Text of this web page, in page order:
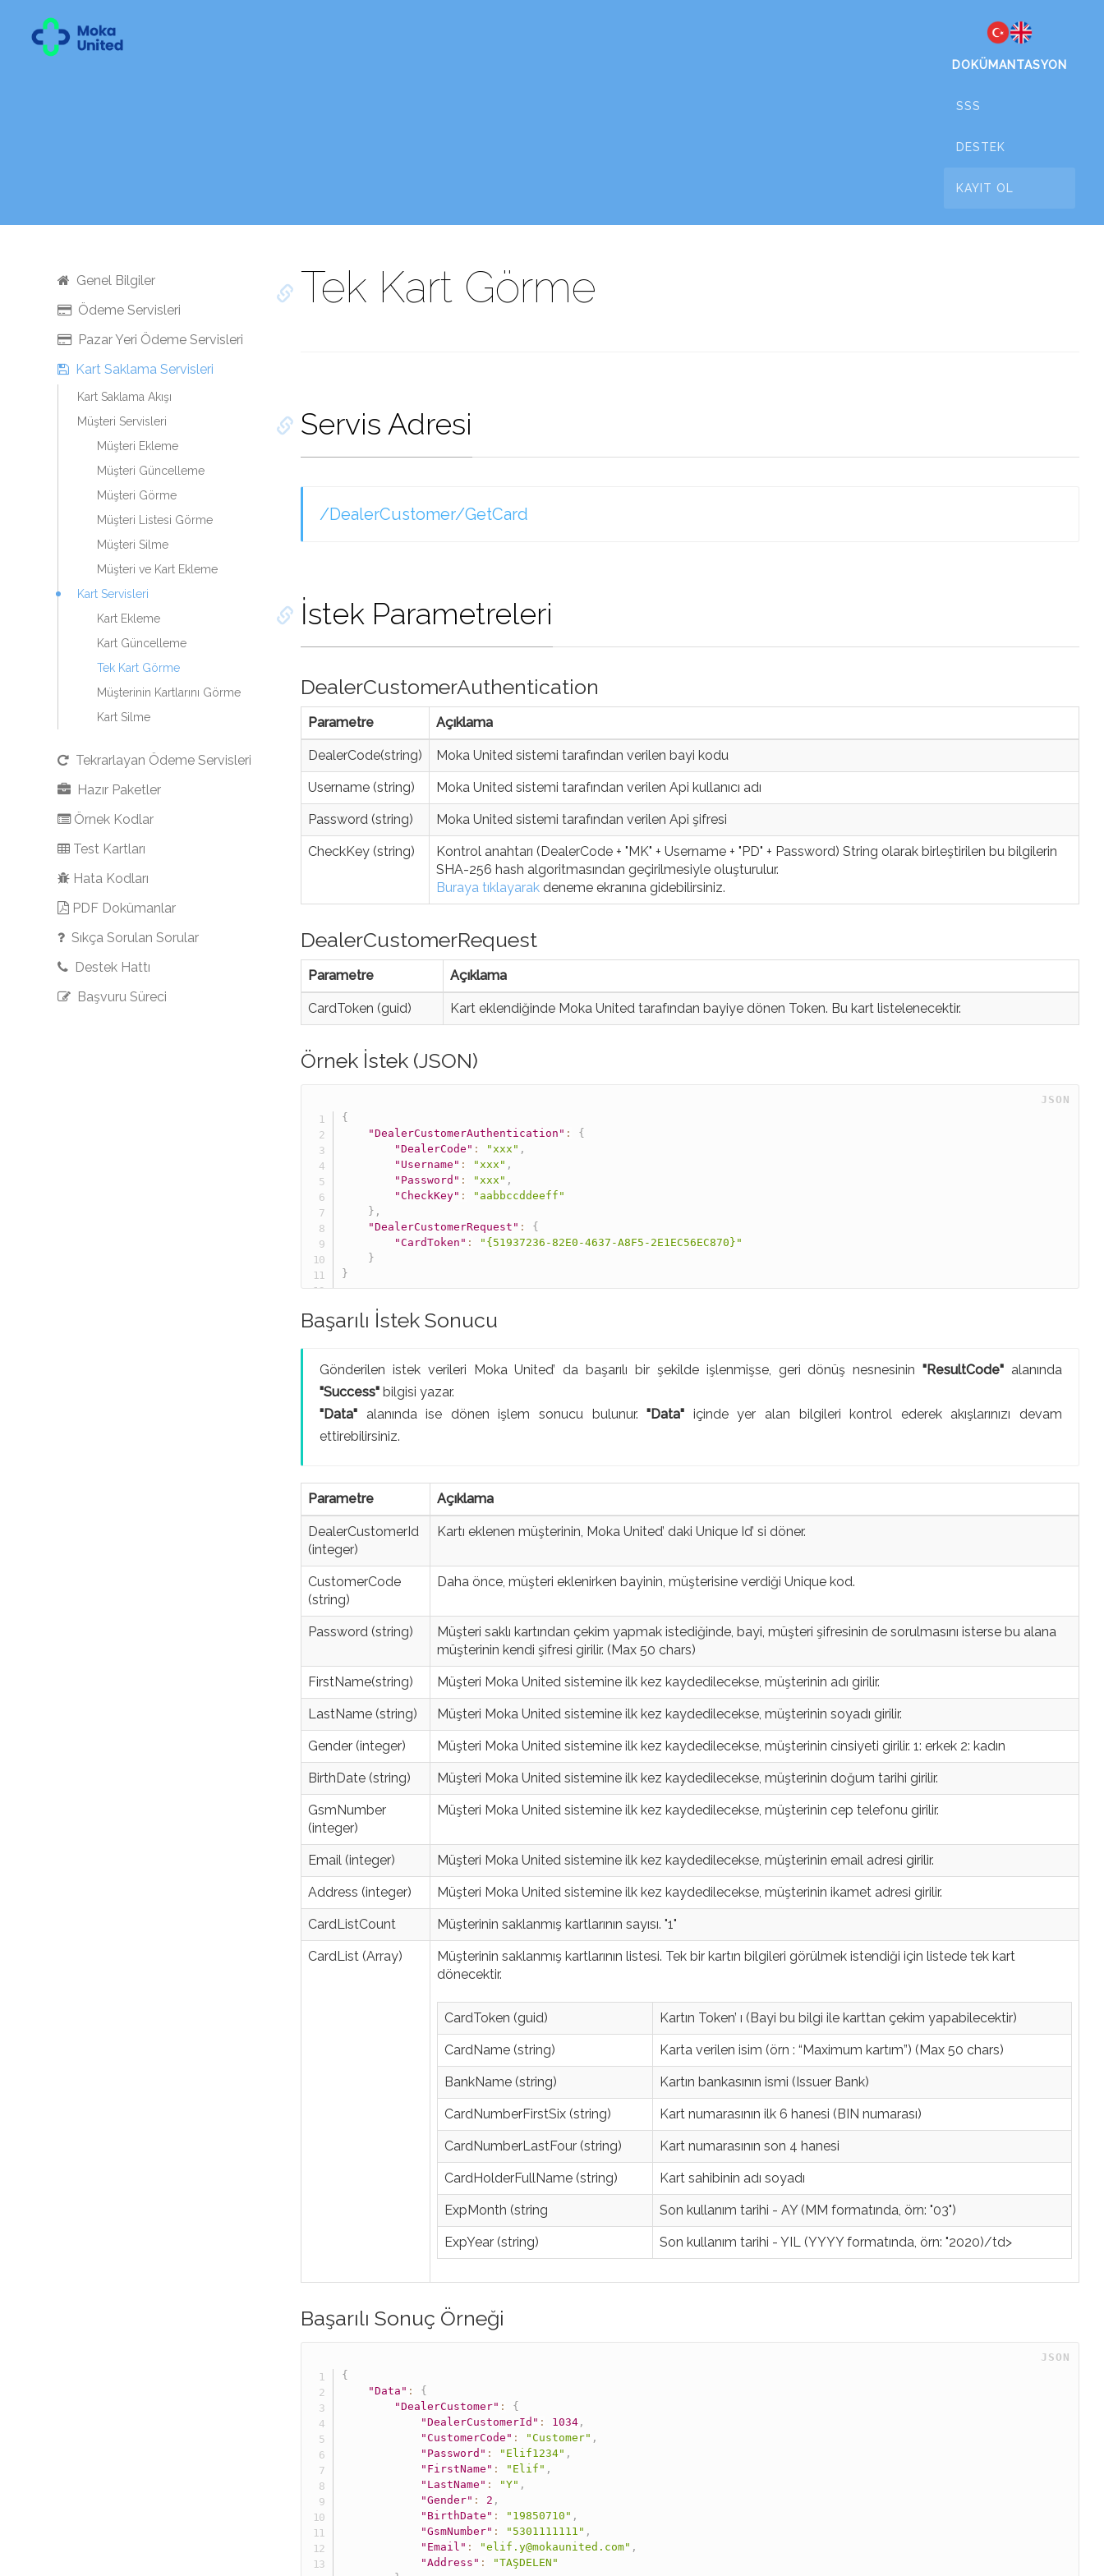
DOKÜMANTASYON
SSS
DESTEK
KAYIT OL
Genel Bilgiler
Ödeme Servisleri
Pazar Yeri Ödeme Servisleri
Kart Saklama Servisleri
Kart Saklama Akışı
Müşteri Servisleri
Müşteri Ekleme
Müşteri Güncelleme
Müşteri Görme
Müşteri Listesi Görme
Müşteri Silme
Müşteri ve Kart Ekleme
Kart Servisleri
Kart Ekleme
Kart Güncelleme
Tek Kart Görme
Müşterinin Kartlarını Görme
Kart Silme
Tekrarlayan Ödeme Servisleri
Hazır Paketler
Örnek Kodlar
Test Kartları
Hata Kodları
PDF Dokümanlar
Sıkça Sorulan Sorular
Destek Hattı
Başvuru Süreci
Tek Kart Görme
Servis Adresi
/DealerCustomer/GetCard
İstek Parametreleri
DealerCustomerAuthentication
Parametre Açıklama
DealerCode(string) Moka United sistemi tarafından verilen bayi kodu
Username (string) Moka United sistemi tarafından verilen Api kullanıcı adı
Password (string) Moka United sistemi tarafından verilen Api şifresi
CheckKey (string)
Kontrol anahtarı (DealerCode + "MK" + Username + "PD" + Password) String olarak birleştirilen bu bilgilerin
SHA-256 hash algoritmasından geçirilmesiyle oluşturulur.
Buraya tıklayarak deneme ekranına gidebilirsiniz.
DealerCustomerRequest
Parametre Açıklama
CardToken (guid) Kart eklendiğinde Moka United tarafından bayiye dönen Token. Bu kart listelenecektir.
Örnek İstek (JSON)
JSON
{
"DealerCustomerAuthentication" :
{
"DealerCode" : "xxx" ,
"Username" : "xxx" ,
"Password" : "xxx" ,
"CheckKey" :
"aabbccddeeff"
} ,
"DealerCustomerRequest" :
{
"CardToken" :
"{51937236-82E0-4637-A8F5-2E1EC56EC870}"
}
}
Başarılı İstek Sonucu
Gönderilen istek verileri Moka United’ da başarılı bir şekilde işlenmişse, geri dönüş nesnesinin"ResultCode" alanında
"Success" bilgisi yazar.
"Data" alanında ise dönen işlem sonucu bulunur."Data" içinde yer alan bilgileri kontrol ederek akışlarınızı devam
ettirebilirsiniz.
Parametre Açıklama
DealerCustomerId
(integer)
Kartı eklenen müşterinin, Moka United’ daki Unique Id’ si döner.
CustomerCode
(string)
Daha önce, müşteri eklenirken bayinin, müşterisine verdiği Unique kod.
Password (string)
Müşteri saklı kartından çekim yapmak istediğinde, bayi, müşteri şifresinin de sorulmasını isterse bu alana
müşterinin kendi şifresi girilir. (Max 50 chars)
FirstName(string) Müşteri Moka United sistemine ilk kez kaydedilecekse, müşterinin adı girilir.
LastName (string) Müşteri Moka United sistemine ilk kez kaydedilecekse, müşterinin soyadı girilir.
Gender (integer) Müşteri Moka United sistemine ilk kez kaydedilecekse, müşterinin cinsiyeti girilir. 1: erkek 2: kadın
BirthDate (string) Müşteri Moka United sistemine ilk kez kaydedilecekse, müşterinin doğum tarihi girilir.
GsmNumber
(integer)
Müşteri Moka United sistemine ilk kez kaydedilecekse, müşterinin cep telefonu girilir.
Email (integer) Müşteri Moka United sistemine ilk kez kaydedilecekse, müşterinin email adresi girilir.
Address (integer) Müşteri Moka United sistemine ilk kez kaydedilecekse, müşterinin ikamet adresi girilir.
CardListCount Müşterinin saklanmış kartlarının sayısı. "1"
CardList (Array)
Müşterinin saklanmış kartlarının listesi. Tek bir kartın bilgileri görülmek istendiği için listede tek kart
dönecektir.
CardToken (guid) Kartın Token’ ı (Bayi bu bilgi ile karttan çekim yapabilecektir)
CardName (string) Karta verilen isim (örn : “Maximum kartım”) (Max 50 chars)
BankName (string) Kartın bankasının ismi (Issuer Bank)
CardNumberFirstSix (string) Kart numarasının ilk 6 hanesi (BIN numarası)
CardNumberLastFour (string) Kart numarasının son 4 hanesi
CardHolderFullName (string) Kart sahibinin adı soyadı
ExpMonth (string Son kullanım tarihi - AY (MM formatında, örn: "03")
ExpYear (string) Son kullanım tarihi - YIL (YYYY formatında, örn: "2020)/td>
Başarılı Sonuç Örneği
JSON
{
"Data" :
{
"DealerCustomer" :
{
"DealerCustomerId" : 1034 ,
"CustomerCode" : "Customer" ,
"Password" : "Elif1234" ,
"FirstName" : "Elif" ,
"LastName" : "Y" ,
"Gender" : 2 ,
"BirthDate" : "19850710" ,
"GsmNumber" : "5301111111" ,
"Email" : "elif.y@mokaunited.com" ,
"Address" :
"TAŞDELEN"